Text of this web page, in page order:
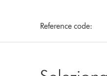
Reference code: